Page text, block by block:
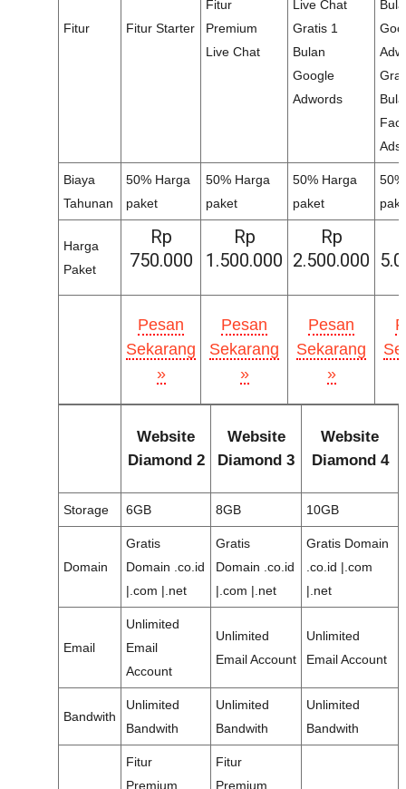
Fitur Fitur Starter
Fitur
Premium
Live Chat
Live Chat
Gratis 1
Bulan
Google
Adwords
Ads
Biaya
Tahunan
50% Harga
paket
50% Harga
paket
50% Harga
paket
Harga
Paket
Rp
750.000
Rp
1.500.000
Rp
2.500.000
Pesan
Sekarang
»
Pesan
Sekarang
»
Pesan
Sekarang
»
Website
Diamond 2
Website
Diamond 3
Website
Diamond 4
Storage 6GB 8GB 10GB
Domain
Gratis
Domain .co.id
|.com |.net
Gratis
Domain .co.id
|.com |.net
Gratis Domain
.co.id |.com
|.net
Email
Unlimited
Email
Account
Unlimited
Email Account
Unlimited
Email Account
Bandwith
Unlimited
Bandwith
Unlimited
Bandwith
Unlimited
Bandwith
Fitur
Premium
Fitur
Premium